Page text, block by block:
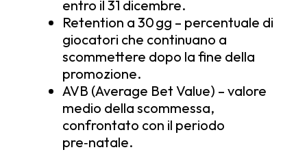
entro il 31 dicembre.
Retention a 30 gg – percentuale di
giocatori che continuano a
scommettere dopo la fine della
promozione.
AVB (Average Bet Value) – valore
medio della scommessa,
confrontato con il periodo
pre‑natale.